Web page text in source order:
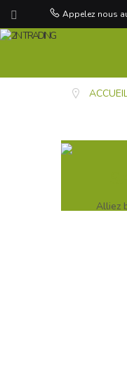
Appelez nous
Alliez